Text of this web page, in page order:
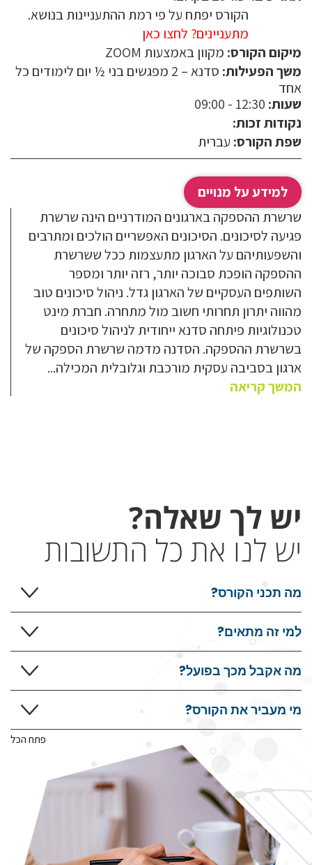
הקורס יפתח על פי רמת ההתעניינות בנושא.
מתעניינים? לחצו כאן
שם:
דוא"ל:
מיקום הקורס: מקוון באמצעות ZOOM
משך הפעילות:
סדנא – 2 מפגשים בני ½ יום לימודים כל
אחד
שעות: 12:30 - 09:00
נקודות זכות:
שפת הקורס: עברית
למידע על מנויים
שרשרת ההספקה בארגונים המודרניים הינה שרשרת
פגיעה לסיכונים. הסיכונים האפשריים הולכים ומתרבים
והשפעותיהם על הארגון מתעצמות ככל ששרשרת
ההספקה הופכת סבוכה יותר, רזה יותר ומספר
השותפים העסקיים של הארגון גדל. ניהול סיכונים טוב
מהווה יתרון תחרותי חשוב מול מתחרה. חברת מינט
טכנולוגיות פיתחה סדנא ייחודית לניהול סיכונים
בשרשרת ההספקה. הסדנה מדמה שרשרת הספקה של
ארגון בסביבה עסקית מורכבת וגלובלית המכילה...
המשך קריאה
יש לך שאלה?
יש לנו את כל התשובות
מה תכני הקורס?
למי זה מתאים?
מה אקבל מכך בפועל?
מי מעביר את הקורס?
פתח הכל